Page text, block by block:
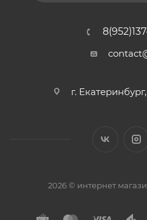
г.
2026 © интернет